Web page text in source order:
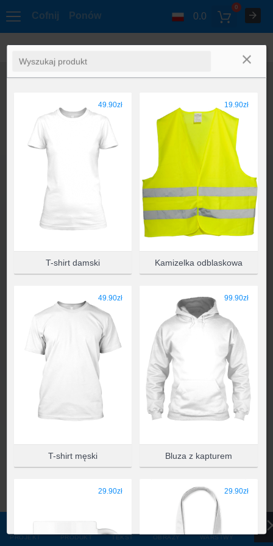
Cofnij Ponów 0.0
0
PROJEKT PRODUKT TEKST OBRAZY WARSTWY
T-shirt damski
49.90zł
Kamizelka odblaskowa
19.90zł
T-shirt męski
49.90zł
Bluza z kapturem
99.90zł
29.90zł 29.90zł